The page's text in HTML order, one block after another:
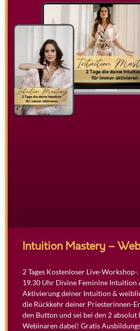
Intuition Mastery –
2 Tages Kostenloser Live-Workshop-
19.30 Uhr Divine Feminine Intuition
Aktivierung deiner Intuition &
die Rückkehr deiner Priesterinnen-
den Button und sei bei den 2
Webinaren dabei! Gratis